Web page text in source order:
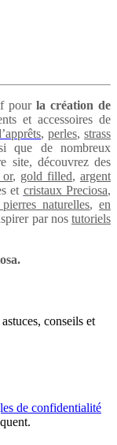
pourla création de
et accessoires de
, perles, strass
que de nombreux
site, découvrez des
or, gold filled, argent
et cristaux Preciosa,
naturelles, en
par nostutoriels
conseils et
de confidentialité